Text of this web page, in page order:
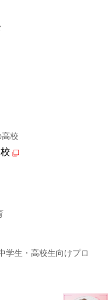
校
学生・高校生向けプロ